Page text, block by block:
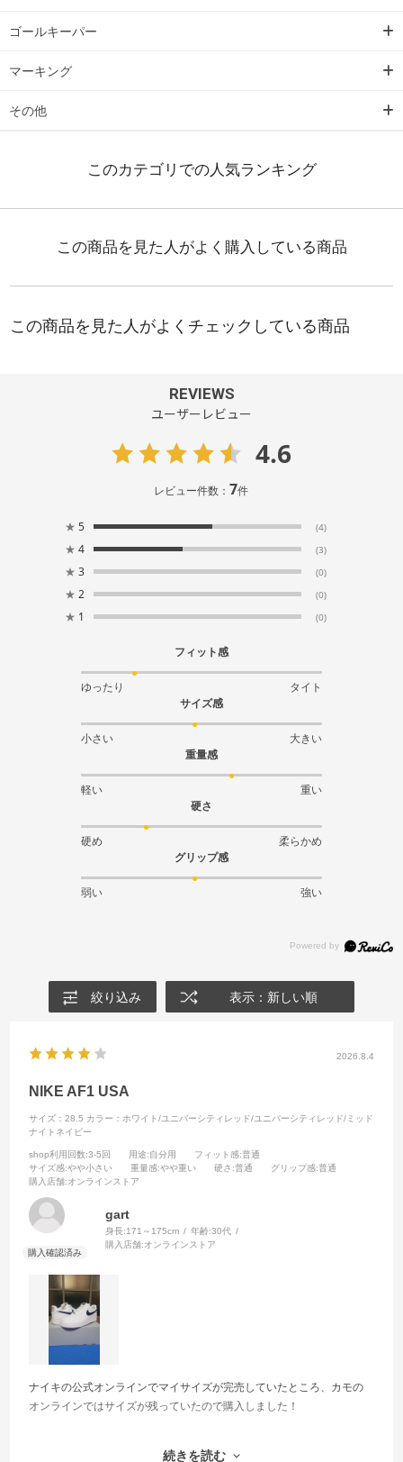
ゴールキーパー
マーキング
その他
REVIEWS
ユーザーレビュー
4.6
レビュー件数：7件
★ 5 (4)
★ 4 (3)
★ 3 (0)
★ 2 (0)
★ 1 (0)
フィット感
ゆったり
タイト
サイズ感
小さい
大きい
重量感
軽い
重い
硬さ
硬め
柔らかめ
グリップ感
弱い 強い
絞り込み 表示：新しい順
2026.8.4
NIKE AF1 USA
サイズ：28.5 カラー：ホワイト/ユニバーシティレッド/ユニバーシティレッド/ミッド
ナイトネイビー
shop利用回数:3-5回 用途:自分用 フィット感:普通
サイズ感:やや小さい 重量感:やや重い 硬さ :普通 グリップ感:普通
購入店舗:オンラインストア
gart
身長:171～175cm 年齢:30代
購入店舗:オンラインストア
ナイキの公式オンラインでマイサイズが完売していたところ、カモの
オンラインではサイズが残っていたので購入しました！
続きを読む